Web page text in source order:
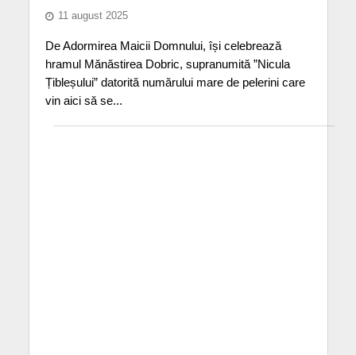
11 august 2025
De Adormirea Maicii Domnului, își celebrează
hramul Mănăstirea Dobric, supranumită ”Nicula
Țibleșului” datorită numărului mare de pelerini care
vin aici să se...